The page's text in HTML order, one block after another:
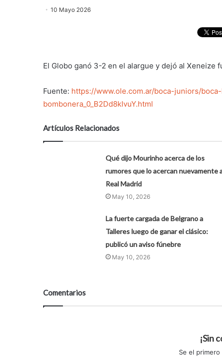
10 Mayo 2026
El Globo ganó 3-2 en el alargue y dejó al
Fuente: https://www.ole.com.ar/boca-juniors/
bombonera_0_B2Dd8kIvuY.html
Artículos Relacionados
Qué dijo Mourinho acerca de los
rumores que lo acercan nuevamente
Real Madrid
May 10, 2026
La fuerte cargada de Belgrano a
Talleres luego de ganar el clásico:
publicó un aviso fúnebre
May 10, 2026
Comentarios
¡Sin
Se el